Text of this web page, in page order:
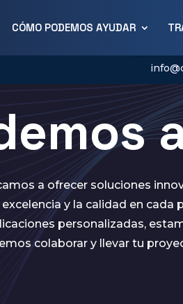
CÓMO PODEMOS AYUDAR
a ofrecer soluciones
y la calidad en
personalizadas,
colaborar y llevar tu